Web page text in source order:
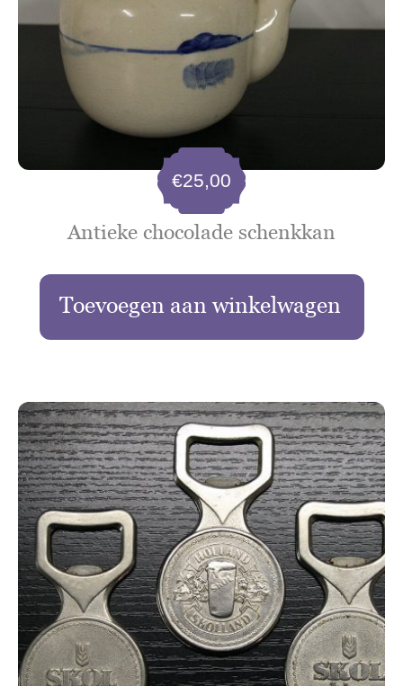
Antieke chocolade schenkkan
€25,00
Toevoegen aan winkelwagen